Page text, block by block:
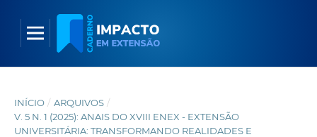
INÍCIO / ARQUIVOS /
V. 5 N. 1 (2025): ANAIS DO XVIII ENEX - EXTENSÃO
UNIVERSITÁRIA: TRANSFORMANDO REALIDADES E